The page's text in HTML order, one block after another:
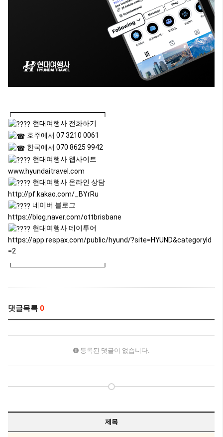
┌──────────────────┐
현대여행사 전화하기
호주에서 07 3210 0061
한국에서 070 8625 9942
현대여행사 웹사이트
www.hyundaitravel.com
현대여행사 온라인 상담
http://pf.kakao.com/_BYrRu
네이버 블로그
https://blog.naver.com/ottbrisbane
현대여행사 데이투어
https://app.respax.com/public/hyund/?site=HYUND&categoryId
=2
└──────────────────┘
댓글목록 0
등록된 댓글이 없습니다.
제목